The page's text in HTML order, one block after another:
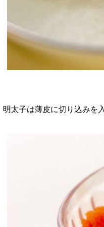
明太子は薄皮に切り込みを